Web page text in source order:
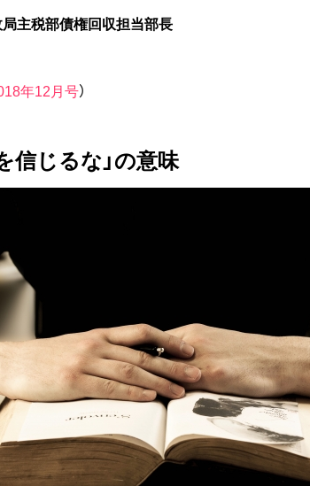
主税部債権回収担当部長
年12月号）
信じるな」の意味